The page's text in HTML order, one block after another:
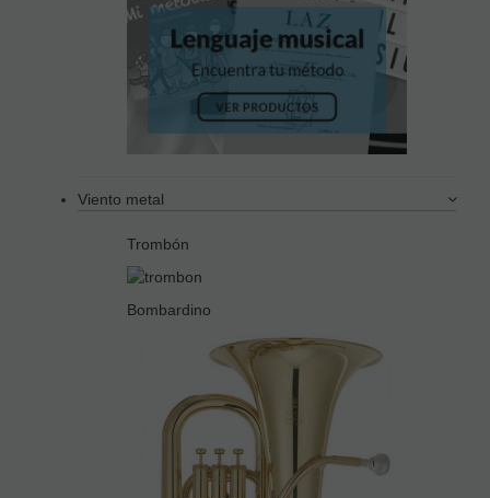
Viento metal
Trombón
Bombardino